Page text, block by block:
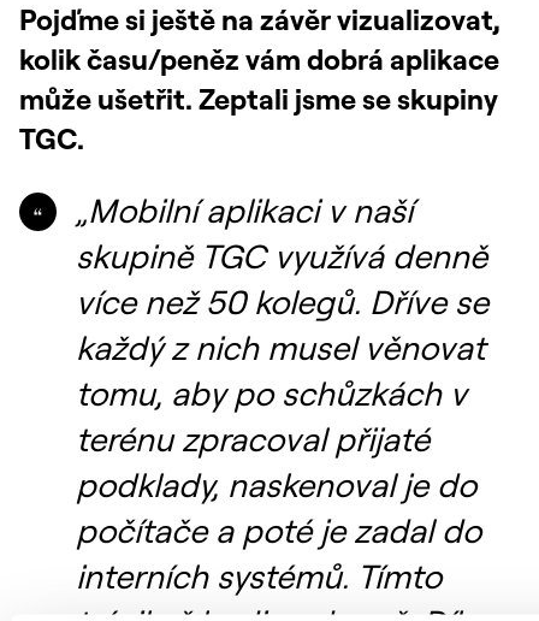
Pojďme si ještě na závěr vizualizovat,
kolik času/peněz vám dobrá aplikace
může ušetřit. Zeptali jsme se skupiny
TGC.
„Mobilní aplikaci v naší
skupině TGC využívá denně
více než 50 kolegů. Dříve se
každý z nich musel věnovat
tomu, aby po schůzkách v
terénu zpracoval přijaté
podklady, naskenoval je do
počítače a poté je zadal do
interních systémů. Tímto